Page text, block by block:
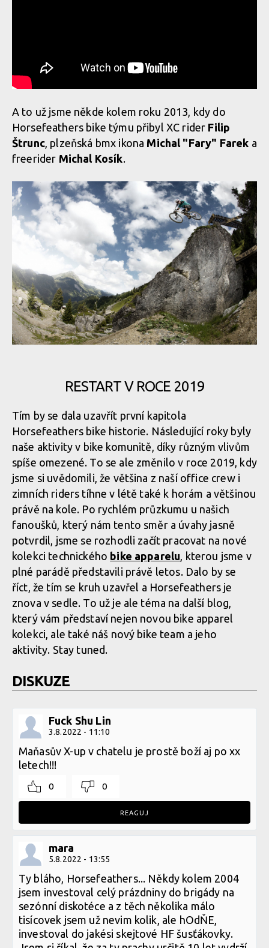
A to už jsme někde kolem roku 2013, kdy do
Horsefeathers bike týmu přibyl XC rider Filip
Štrunc, plzeňská bmx ikona Michal "Fary" Farek a
freerider Michal Kosík.
RESTART V ROCE 2019
Tím by se dala uzavřít první kapitola
Horsefeathers bike historie. Následující roky byly
naše aktivity v bike komunitě, díky různým vlivům
spíše omezené. To se ale změnilo v roce 2019, kdy
jsme si uvědomili, že většina z naší office crew i
zimních riders tíhne v létě také k horám a většinou
právě na kole. Po rychlém průzkumu u našich
fanoušků, který nám tento směr a úvahy jasně
potvrdil, jsme se rozhodli začít pracovat na nové
kolekci technického bike apparelu, kterou jsme v
plné parádě představili právě letos. Dalo by se
říct, že tím se kruh uzavřel a Horsefeathers je
znova v sedle. To už je ale téma na další blog,
který vám představí nejen novou bike apparel
kolekci, ale také náš nový bike team a jeho
aktivity. Stay tuned.
DISKUZE
Fuck Shu Lin
3.8.2022 - 11:10
Maňasův X-up v chatelu je prostě boží aj po xx
letech!!!
0 0
REAGUJ
mara
5.8.2022 - 13:55
Ty bláho, Horsefeathers... Někdy kolem 2004
jsem investoval celý prázdniny do brigády na
sezónní diskotéce a z těch několika málo
tisícovek jsem už nevim kolik, ale hOdŇE,
investoval do jakési skejtové HF šusťákovky.